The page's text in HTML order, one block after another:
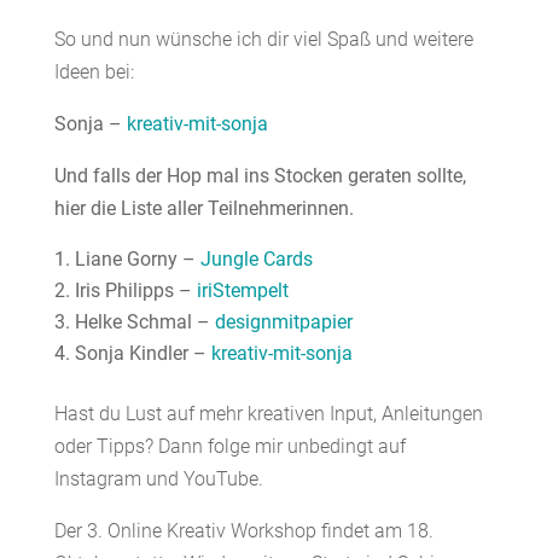
So und nun wünsche ich dir viel Spaß und weitere
Ideen bei:
Sonja – kreativ-mit-sonja
Und falls der Hop mal ins Stocken geraten sollte,
hier die Liste aller Teilnehmerinnen.
Liane Gorny – Jungle Cards
Iris Philipps – iriStempelt
Helke Schmal – designmitpapier
Sonja Kindler – kreativ-mit-sonja
Hast du Lust auf mehr kreativen Input, Anleitungen
oder Tipps? Dann folge mir unbedingt auf
Instagram und YouTube.
Der 3. Online Kreativ Workshop findet am 18.